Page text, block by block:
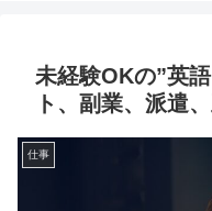
未経験OKの”英
ト、副業、派遣、
仕事